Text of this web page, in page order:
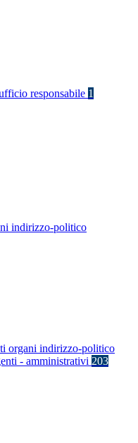
responsabile 1
indirizzo-politico
organi indirizzo-politico
- amministrativi 203